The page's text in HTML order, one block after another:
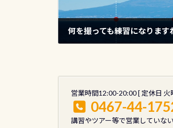
何を撮っても練習になります
営業時間12:00-20:00 [ 定休日 火
0467-44-
講習やツアー等で営業していな